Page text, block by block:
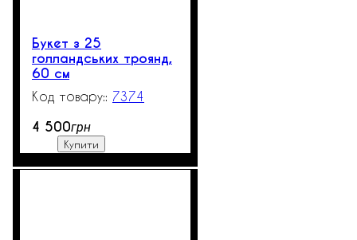
Букет з 25
голландських троянд,
60 см
7374
4 500грн
Купити